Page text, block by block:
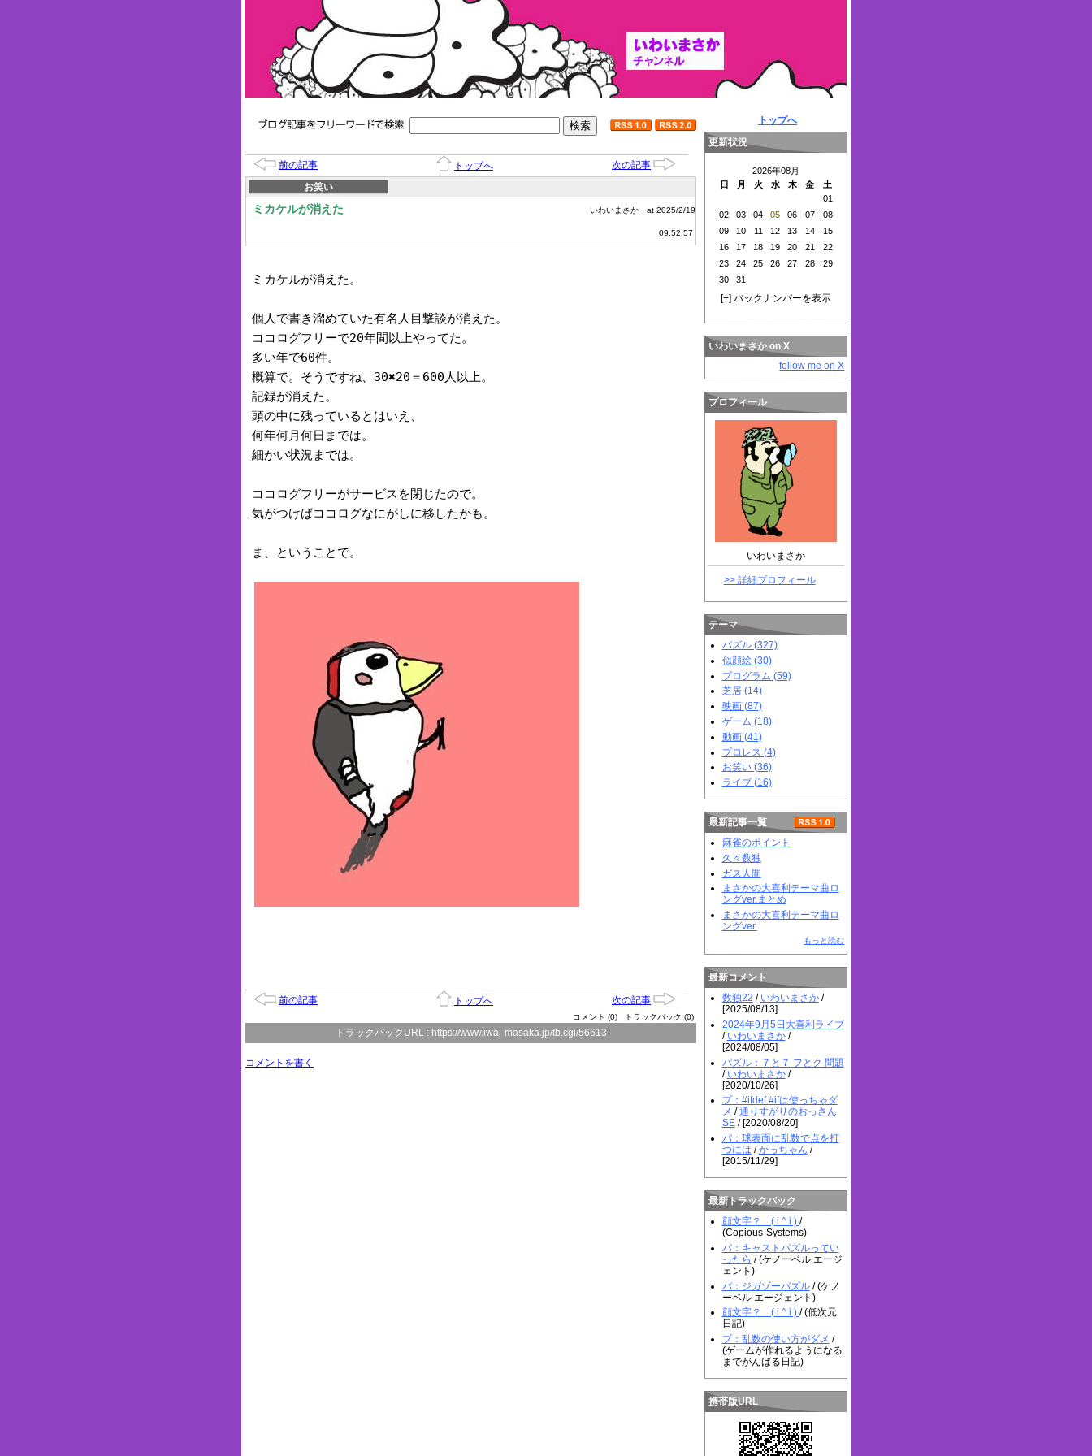
前の記事 トップへ
次の記事
お笑い
ミカケルが消えた いわいまさか at 2025/2/19
09:52:57
ミカケルが消えた。
個人で書き溜めていた有名人目撃談が消えた。
ココログフリーで20年間以上やってた。
多い年で60件。
概算で。そうですね、30✖20＝600人以上。
記録が消えた。
頭の中に残っているとはいえ、
何年何月何日までは。
細かい状況までは。
ココログフリーがサービスを閉じたので。
気がつけばココログなにがしに移したかも。
ま、ということで。
前の記事 トップへ 次の記事
コメント (0) トラックバック (0)
トラックバックURL : https://www.iwai-masaka.jp/tb.cgi/56613
コメントを書く
トップへ
更新状況
2026年08月
日
月 火 水 木 金
土
01
02
03 04 05 06 07
08
09
10 11 12 13 14
15
16
17 18 19 20 21
22
23
24 25 26 27 28
29
30
31
[+] バックナンバーを表示
いわいまさか on X
follow me on X
プロフィール
いわいまさか
>> 詳細プロフィール
テーマ
パズル (327)
似顔絵 (30)
プログラム (59)
芝居 (14)
映画 (87)
ゲーム (18)
動画 (41)
プロレス (4)
お笑い (36)
ライブ (16)
最新記事一覧
麻雀のポイント
久々数独
ガス人間
まさかの大喜利テーマ曲ロ
ングver.まとめ
まさかの大喜利テーマ曲ロ
ングver.
もっと読む
最新コメント
数独22 / いわいまさか/
[2025/08/13]
2024年9月5日大喜利ライブ
/ いわいまさか/
[2024/08/05]
パズル：７と７ フとク 問題
/ いわいまさか/
[2020/10/26]
プ：#ifdef #ifは使っちゃダ
メ /通りすがりのおっさん
SE/ [2020/08/20]
パ：球表面に乱数で点を打
つには /かっちゃん /
[2015/11/29]
最新トラックバック
顔文字？ ( i ^ i ) /
(Copious-Systems)
パ：キャストパズルってい
ったら / (ケノーベル エージ
ェント)
パ：ジガゾーパズル/ (ケノ
ーベル エージェント)
顔文字？ ( i ^ i ) / (低次元
日記)
プ：乱数の使い方がダメ /
(ゲームが作れるようになる
までがんばる日記)
携帯版URL